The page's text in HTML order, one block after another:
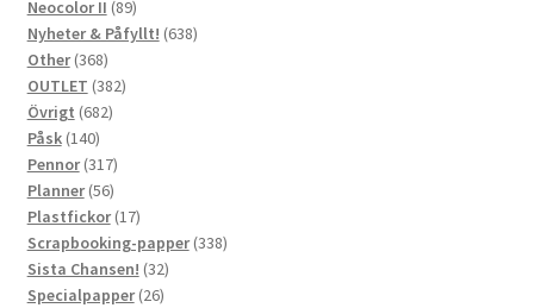
produkter
Neocolor II 8989
produkter
Nyheter & Påfyllt! 638638
Other 368368
produkter
OUTLET 382382
Övrigt 682682
Påsk 140140
produkter
Pennor 317317
produkter
Planner 5656
produkter
Plastfickor 1717
produkter
Scrapbooking-papper 338338
Sista Chansen! 3232
produkter
Specialpapper 2626